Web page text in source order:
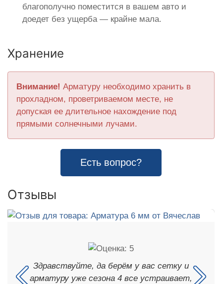
благополучно поместится в вашем авто и
доедет без ущерба — крайне мала.
Хранение
Внимание! Арматуру необходимо хранить в
прохладном, проветриваемом месте, не
допуская ее длительное нахождение под
прямыми солнечными лучами.
Есть вопрос?
Отзывы
Здравствуйте, да берём у вас сетку и
арматуру уже сезона 4 все устраивает,